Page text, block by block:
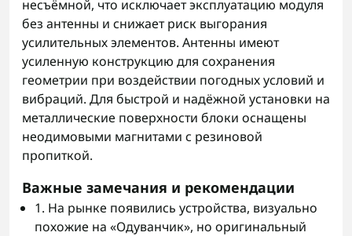
несъёмной, что исключает эксплуатацию модуля
без антенны и снижает риск выгорания
усилительных элементов. Антенны имеют
усиленную конструкцию для сохранения
геометрии при воздействии погодных условий и
вибраций. Для быстрой и надёжной установки на
металлические поверхности блоки оснащены
неодимовыми магнитами с резиновой
пропиткой.
Важные замечания и рекомендации
1. На рынке появились устройства, визуально
похожие на «Одуванчик», но оригинальный